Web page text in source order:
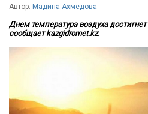
Автор: Мадина Ахмедова
Днем температура воздуха
сообщает kazgidromet.kz.